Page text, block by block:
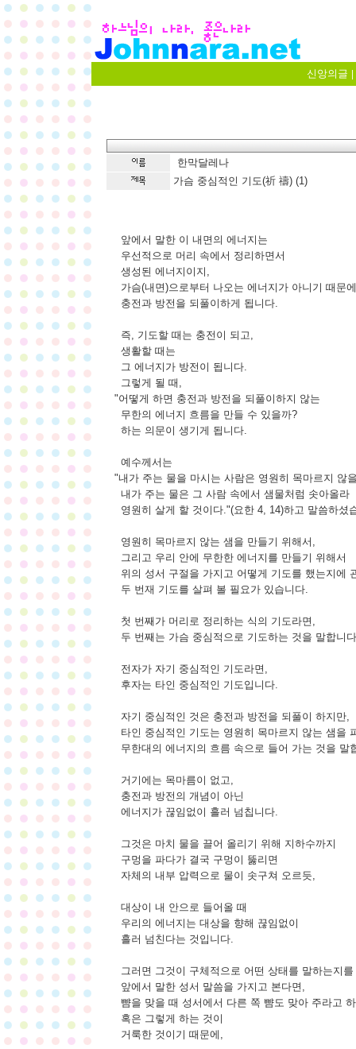
신앙의글
한막달레나
가슴 중심적인 기도(祈 禱) (1)
앞에서 말한 이 내면의 에너지는
우선적으로 머리 속에서 정리하면서
생성된 에너지이지,
가슴(내면)으로부터 나오는 에너지가 아니기 때문에
충전과 방전을 되풀이하게 됩니다.
즉, 기도할 때는 충전이 되고,
생활할 때는
그 에너지가 방전이 됩니다.
그렇게 될 때,
"어떻게 하면 충전과 방전을 되풀이하지 않는
무한의 에너지 흐름을 만들 수 있을까?
하는 의문이 생기게 됩니다.
예수께서는
"내가 주는 물을 마시는 사람은 영원히 목마르지 않
내가 주는 물은 그 사람 속에서 샘물처럼 솟아올라
영원히 살게 할 것이다."(요한 4, 14)하고 말씀하셨
영원히 목마르지 않는 샘을 만들기 위해서,
그리고 우리 안에 무한한 에너지를 만들기 위해서
위의 성서 구절을 가지고 어떻게 기도를 했는지에
두 번재 기도를 살펴 볼 필요가 있습니다.
첫 번째가 머리로 정리하는 식의 기도라면,
두 번째는 가슴 중심적으로 기도하는 것을 말합니
전자가 자기 중심적인 기도라면,
후자는 타인 중심적인 기도입니다.
자기 중심적인 것은 충전과 방전을 되풀이 하지만,
타인 중심적인 기도는 영원히 목마르지 않는 샘을
무한대의 에너지의 흐름 속으로 들어 가는 것을 말
거기에는 목마름이 없고,
충전과 방전의 개념이 아닌
에너지가 끊임없이 흘러 넘칩니다.
그것은 마치 물을 끌어 올리기 위해 지하수까지
구멍을 파다가 결국 구멍이 뚫리면
자체의 내부 압력으로 물이 솟구쳐 오르듯,
대상이 내 안으로 들어올 때
우리의 에너지는 대상을 향해 끊임없이
흘러 넘친다는 것입니다.
그러면 그것이 구체적으로 어떤 상태를 말하는지
앞에서 말한 성서 말씀을 가지고 본다면,
뺨을 맞을 때 성서에서 다른 쪽 뺨도 맞아 주라고
혹은 그렇게 하는 것이
거룩한 것이기 때문에,